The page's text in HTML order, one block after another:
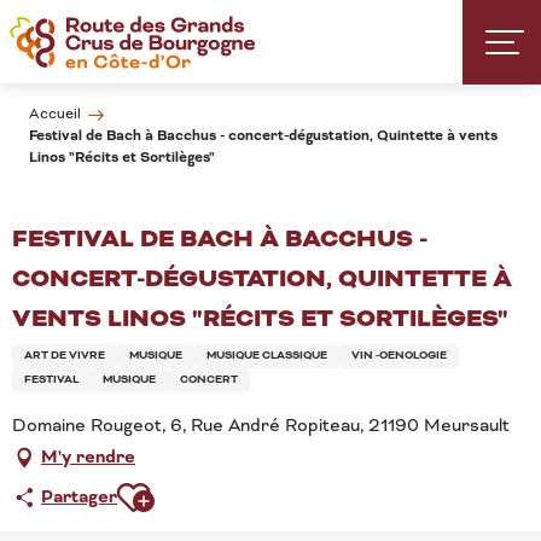
Aller
au
contenu
Accueil
Festival de Bach à Bacchus - concert-dégustation, Quintette à vents
Linos "Récits et Sortilèges"
FESTIVAL DE BACH À BACCHUS -
CONCERT-DÉGUSTATION, QUINTETTE À
VENTS LINOS "RÉCITS ET SORTILÈGES"
ART DE VIVRE MUSIQUE MUSIQUE CLASSIQUE
VIN -OENOLOGIE
FESTIVAL
MUSIQUE CONCERT
Domaine Rougeot, 6, Rue André Ropiteau, 21190 Meursault
M'y rendre
PartagerAjouter aux favoris